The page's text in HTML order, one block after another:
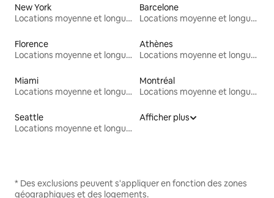
New York
Locations moyenne et longue durée
Barcelone
Locations moyenne et longue durée
Florence
Locations moyenne et longue durée
Athènes
Locations moyenne et longue durée
Miami
Locations moyenne et longue durée
Montréal
Locations moyenne et longue durée
Seattle
Locations moyenne et longue durée
Afficher plus
* Des exclusions peuvent s'appliquer en fonction des zones
géographiques et des logements.